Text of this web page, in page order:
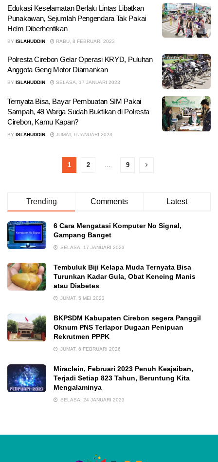
Edukasi Keselamatan Berlalu Lintas Libatkan
Punakawan, Sejumlah Pengendara Tak Pakai
Helm Diberhentikan
BY ISLAHUDDIN RABU, 8 FEBRUARI 2023
Polresta Cirebon Gelar Operasi KRYD, Puluhan
Anggota Geng Motor Diamankan
BY ISLAHUDDIN SELASA, 17 JANUARI 2023
Ternyata Bisa, Bayar Pembuatan SIM Pakai
Sampah, 49 Warga Sudah Buktikan di Polresta
Cirebon, Kamu Kapan?
BY ISLAHUDDIN JUMAT, 6 JANUARI 2023
1 2 … 9
Trending Comments Latest
6 Cara Mengatasi Komputer No Signal,
Gampang Banget
SELASA, 17 JANUARI 2023
Tembuluk Biji Kelapa Muda Ternyata Bisa
Turunkan Kadar Gula, Obat Kencing Manis
atau Diabetes
JUMAT, 5 MEI 2023
BKPSDM Kabupaten Cirebon segera Panggil
Oknum PNS Terlapor Dugaan Penipuan
Rekrutmen PPPK
JUMAT, 6 FEBRUARI 2026
Miraclein, Februari 2023 Penuh Keajaiban,
Terjadi Setiap 823 Tahun, Beruntung Kita
Mengalaminya
SELASA, 24 JANUARI 2023